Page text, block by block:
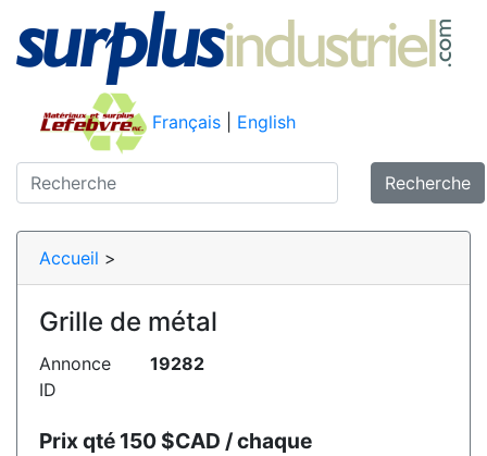
Français English
Recherche
Accueil >
Grille de métal
Annonce
ID
19282
Prix qté 150 $CAD / chaque